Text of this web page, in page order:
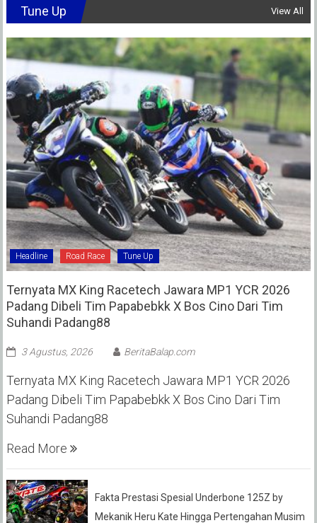
Tune Up View All
Headline Road Race Tune Up
Ternyata MX King Racetech Jawara MP1 YCR 2026
Padang Dibeli Tim Papabebkk X Bos Cino Dari Tim
Suhandi Padang88
3 Agustus, 2026 BeritaBalap.com
Ternyata MX King Racetech Jawara MP1 YCR 2026
Padang Dibeli Tim Papabebkk X Bos Cino Dari Tim
Suhandi Padang88
Read More
Fakta Prestasi Spesial Underbone 125Z by
Mekanik Heru Kate Hingga Pertengahan Musim